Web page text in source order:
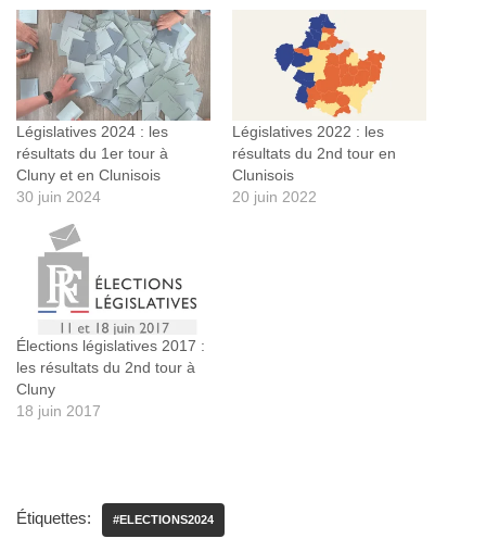
Législatives 2024 : les
résultats du 1er tour à
Cluny et en Clunisois
30 juin 2024
Législatives 2022 : les
résultats du 2nd tour en
Clunisois
20 juin 2022
Élections législatives 2017 :
les résultats du 2nd tour à
Cluny
18 juin 2017
Étiquettes: #ELECTIONS2024